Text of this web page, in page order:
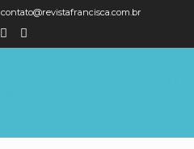
contato@revistafrancisca.com.br